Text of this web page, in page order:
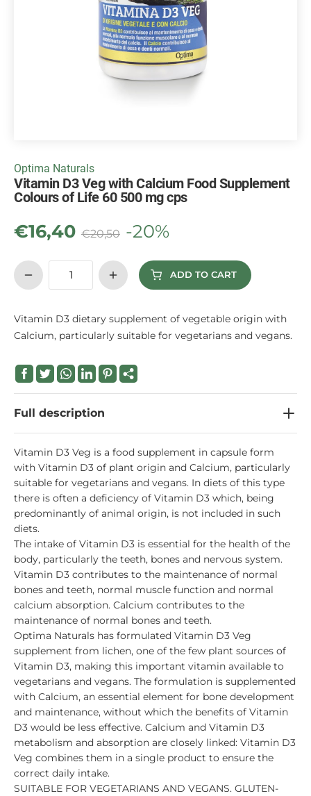
Optima Naturals
Vitamin D3 Veg with Calcium Food Supplement
Colours of Life 60 500 mg cps
€16,40 €20,50 -20%
ADD TO CART
Vitamin D3 dietary supplement of vegetable origin with
Calcium, particularly suitable for vegetarians and vegans.
Full description
Vitamin D3 Veg is a food supplement in capsule form
with Vitamin D3 of plant origin and Calcium, particularly
suitable for vegetarians and vegans. In diets of this type
there is often a deficiency of Vitamin D3 which, being
predominantly of animal origin, is not included in such
diets.
The intake of Vitamin D3 is essential for the health of the
body, particularly the teeth, bones and nervous system.
Vitamin D3 contributes to the maintenance of normal
bones and teeth, normal muscle function and normal
calcium absorption. Calcium contributes to the
maintenance of normal bones and teeth.
Optima Naturals has formulated Vitamin D3 Veg
supplement from lichen, one of the few plant sources of
Vitamin D3, making this important vitamin available to
vegetarians and vegans. The formulation is supplemented
with Calcium, an essential element for bone development
and maintenance, without which the benefits of Vitamin
D3 would be less effective. Calcium and Vitamin D3
metabolism and absorption are closely linked: Vitamin D3
Veg combines them in a single product to ensure the
correct daily intake.
SUITABLE FOR VEGETARIANS AND VEGANS. GLUTEN-